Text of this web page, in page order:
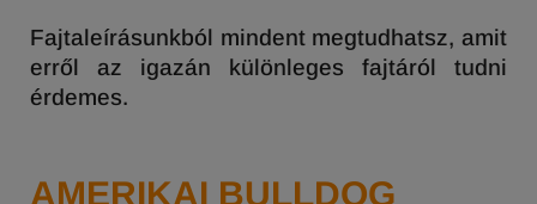
Fajtaleírásunkból mindent megtudhatsz, amit
erről az igazán különleges fajtáról tudni
érdemes.
AMERIKAI BULLDOG